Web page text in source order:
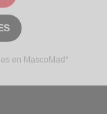
en MascoMad*